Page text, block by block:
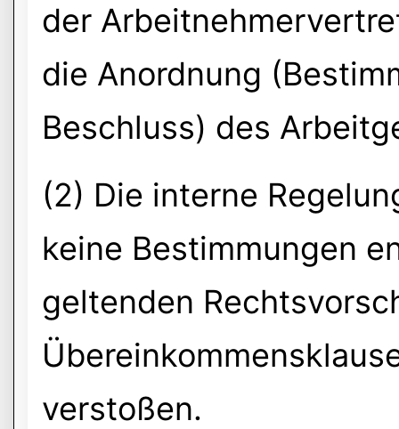
der
die Anordnung
Beschluss) des
(2) Die interne
keine Bestimmungen
geltenden
verstoßen.